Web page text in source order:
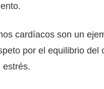
cardíacos son un
por el equilibrio del
estrés.